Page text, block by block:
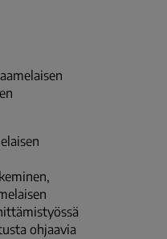
ohjaavia